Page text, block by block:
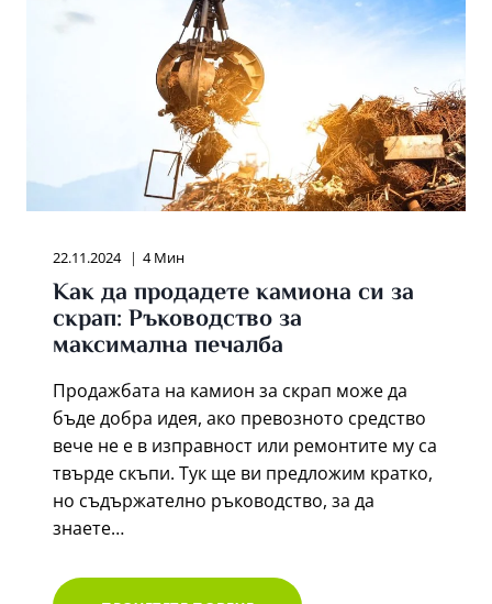
22.11.2024 4 Мин
Как да продадете камиона си за
скрап: Ръководство за
максимална печалба
Продажбата на камион за скрап може да
бъде добра идея, ако превозното средство
вече не е в изправност или ремонтите му са
твърде скъпи. Тук ще ви предложим кратко,
но съдържателно ръководство, за да
знаете…